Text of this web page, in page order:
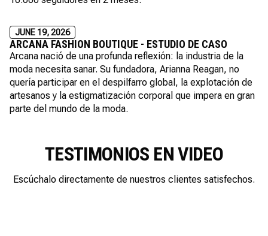
JUNE 19, 2026
ARCANA FASHION BOUTIQUE - ESTUDIO DE CASO
Arcana nació de una profunda reflexión: la industria de la
moda necesita sanar. Su fundadora, Arianna Reagan, no
quería participar en el despilfarro global, la explotación de
artesanos y la estigmatización corporal que impera en gran
parte del mundo de la moda.
TESTIMONIOS EN VIDEO
Escúchalo directamente de nuestros clientes satisfechos.